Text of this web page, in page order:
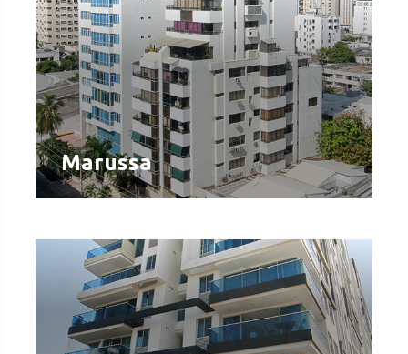
Marussa